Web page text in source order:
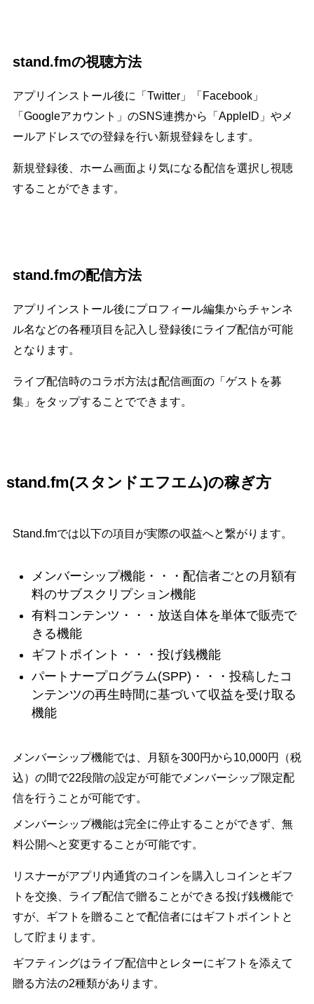
stand.fmの視聴方法
アプリインストール後に「Twitter」「Facebook」
「Googleアカウント」のSNS連携から「AppleID」やメ
ールアドレスでの登録を行い新規登録をします。
新規登録後、ホーム画面より気になる配信を選択し視聴
することができます。
stand.fmの配信方法
アプリインストール後にプロフィール編集からチャンネ
ル名などの各種項目を記入し登録後にライブ配信が可能
となります。
ライブ配信時のコラボ方法は配信画面の「ゲストを募
集」をタップすることでできます。
stand.fm(スタンドエフエム)の稼ぎ方
Stand.fmでは以下の項目が実際の収益へと繋がります。
メンバーシップ機能・・・配信者ごとの月額有
料のサブスクリプション機能
有料コンテンツ・・・放送自体を単体で販売で
きる機能
ギフトポイント・・・投げ銭機能
パートナープログラム(SPP)・・・投稿したコ
ンテンツの再生時間に基づいて収益を受け取る
機能
メンバーシップ機能では、月額を300円から10,000円（税
込）の間で22段階の設定が可能でメンバーシップ限定配
信を行うことが可能です。
メンバーシップ機能は完全に停止することができず、無
料公開へと変更することが可能です。
リスナーがアプリ内通貨のコインを購入しコインとギフ
トを交換、ライブ配信で贈ることができる投げ銭機能で
すが、ギフトを贈ることで配信者にはギフトポイントと
して貯まります。
ギフティングはライブ配信中とレターにギフトを添えて
贈る方法の2種類があります。